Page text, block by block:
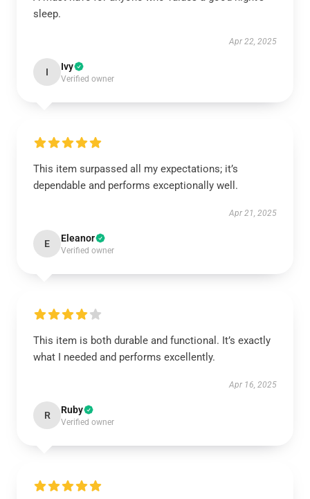
sleep.
Apr 22, 2025
I Ivy
Verified owner
This item surpassed all my expectations; it’s
dependable and performs exceptionally well.
Apr 21, 2025
E Eleanor
Verified owner
This item is both durable and functional. It’s exactly
what I needed and performs excellently.
Apr 16, 2025
R Ruby
Verified owner